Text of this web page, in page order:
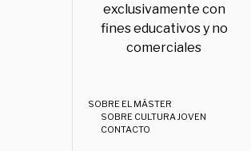
exclusivamente con
fines educativos y no
comerciales
SOBRE EL MÁSTER
SOBRE CULTURA JOVEN
CONTACTO